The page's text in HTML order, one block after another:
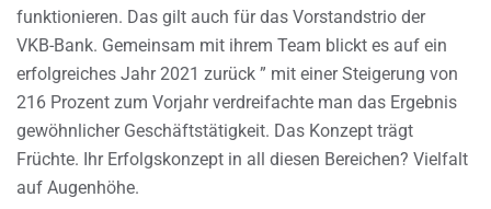
funktionieren. Das gilt auch für das Vorstandstrio der
VKB-Bank. Gemeinsam mit ihrem Team blickt es auf ein
erfolgreiches Jahr 2021 zurück ” mit einer Steigerung von
216 Prozent zum Vorjahr verdreifachte man das Ergebnis
gewöhnlicher Geschäftstätigkeit. Das Konzept trägt
Früchte. Ihr Erfolgskonzept in all diesen Bereichen? Vielfalt
auf Augenhöhe.